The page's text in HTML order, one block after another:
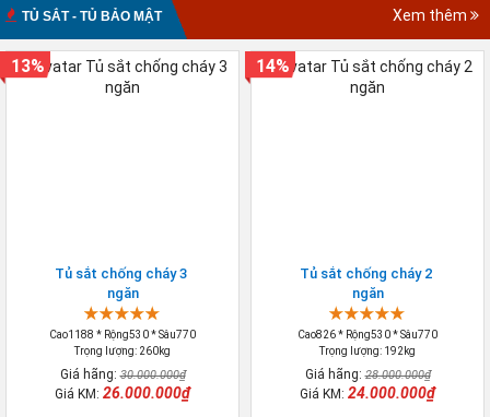
TỦ SẮT - TỦ BẢO MẬT Xem thêm
Tủ sắt chống cháy 3
ngăn
Cao1188 * Rộng530 * Sâu770
Trọng lượng: 260kg
Giá hãng:30.000.000₫
Giá KM: 26.000.000₫
13%
Tủ sắt chống cháy 2
ngăn
Cao826 * Rộng530 * Sâu770
Trọng lượng: 192kg
Giá hãng:28.000.000₫
Giá KM: 24.000.000₫
14%